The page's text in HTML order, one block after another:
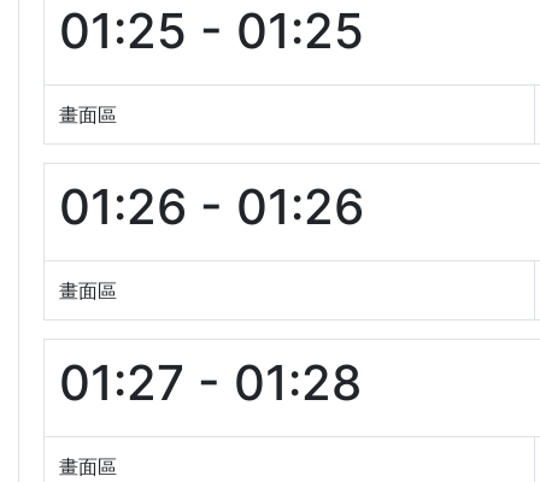
01:25 - 01:25
畫面區
01:26 - 01:26
畫面區
01:27 - 01:28
畫面區